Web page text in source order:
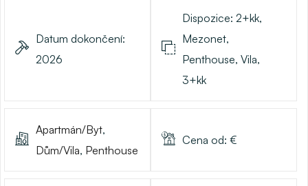
Datum dokončení:
2026
Dispozice: 2+kk,
Mezonet,
Penthouse, Vila,
3+kk
Apartmán/Byt,
Dům/Vila, Penthouse
Cena od: €